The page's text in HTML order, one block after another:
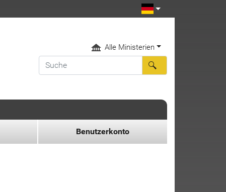
Alle Ministerien
Benutzerkonto